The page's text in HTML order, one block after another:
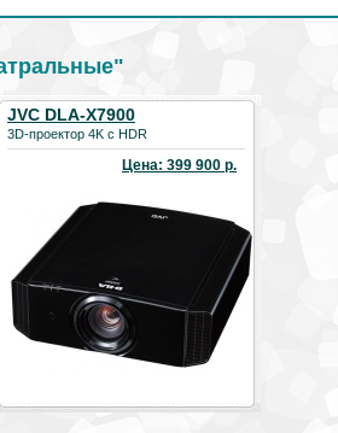
JVC DLA-X7900
3D-проектор 4K с HDR
Цена: 399 900 р.